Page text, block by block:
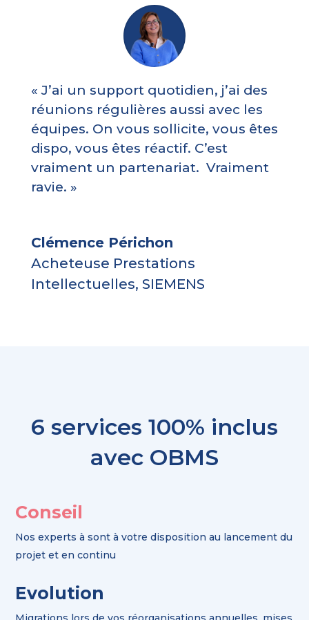
« J’ai un support quotidien, j’ai des
réunions régulières aussi avec les
équipes. On vous sollicite, vous êtes
dispo, vous êtes réactif. C’est
vraiment un partenariat. Vraiment
ravie. »
Clémence Périchon
Acheteuse Prestations
Intellectuelles, SIEMENS
6 services 100% inclus
avec OBMS
Conseil
Nos experts à sont à votre disposition au lancement du
projet et en continu
Evolution